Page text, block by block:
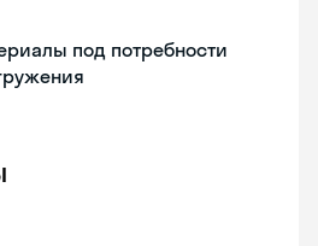
под потребности